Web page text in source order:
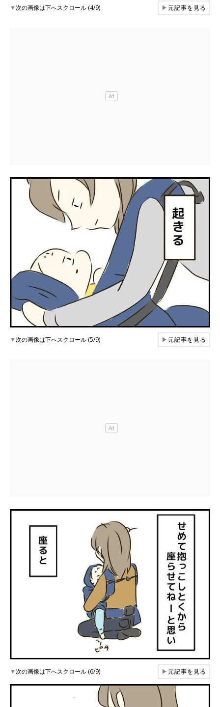
▼次の画像は下へスクロール (4/9) ▶元記事を見る
▼次の画像は下へスクロール (5/9) ▶元記事を見る
▼次の画像は下へスクロール (6/9) ▶元記事を見る